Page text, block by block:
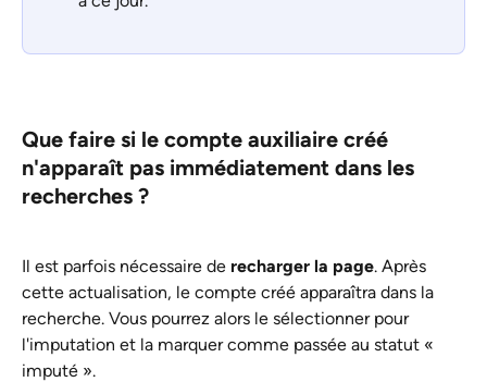
Que faire si le compte auxiliaire créé
n'apparaît pas immédiatement dans les
recherches ?
Il est parfois nécessaire de recharger la page. Après
cette actualisation, le compte créé apparaîtra dans la
recherche. Vous pourrez alors le sélectionner pour
l'imputation et la marquer comme passée au statut «
imputé ».